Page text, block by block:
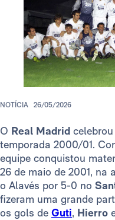
NOTÍCIA 26/05/2026
O Real Madrid
temporada 2000/01.
equipe conquistou
26 de maio de 2001, na
o Alavés por 5-0 no
fizeram uma grande
os gols de Guti, Hierro